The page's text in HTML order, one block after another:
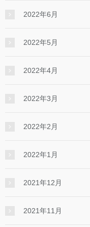
2022年6月
2022年5月
2022年4月
2022年3月
2022年2月
2022年1月
2021年12月
2021年11月